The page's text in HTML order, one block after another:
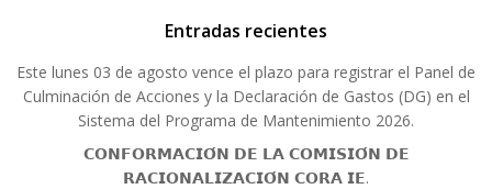
Entradas recientes
Este lunes 03 de agosto vence el plazo para registrar el Panel de
Culminación de Acciones y la Declaración de Gastos (DG) en el
Sistema del Programa de Mantenimiento 2026.
𝗖𝗢𝗡𝗙𝗢𝗥𝗠𝗔𝗖𝗜𝗢́𝗡 𝗗𝗘 𝗟𝗔 𝗖𝗢𝗠𝗜𝗦𝗜𝗢́𝗡 𝗗𝗘
𝗥𝗔𝗖𝗜𝗢𝗡𝗔𝗟𝗜𝗭𝗔𝗖𝗜𝗢́𝗡 𝗖𝗢𝗥𝗔 𝗜𝗘.